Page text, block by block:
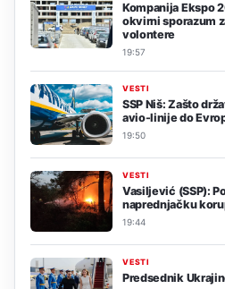
Kompanija Ekspo
okvirni sporazum
volontere
19:57
VESTI
SSP Niš: Zašto
avio-linije do
19:50
VESTI
Vasiljević (SSP):
naprednjačku
19:44
VESTI
Predsednik